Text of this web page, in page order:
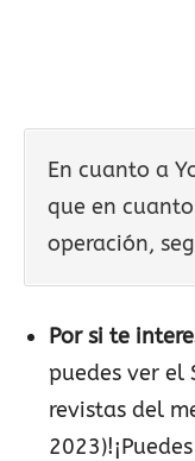
En cuanto a
que en
operación,
Por si te
puedes ver el
revistas del